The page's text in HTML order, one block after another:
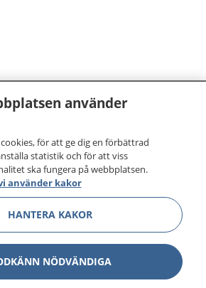
om din hälsa och vård
om hälsa och information om
mottagningar du kan kontakta.
din journal och göra dina
telefonnummer 1177 för
dygnet runt.
du vill må bättre.
använder
för att ge dig en förbättrad
statistik och för att viss
ska fungera på webbplatsen.
använder kakor
HANTERA KAKOR
NÖDVÄNDIGA